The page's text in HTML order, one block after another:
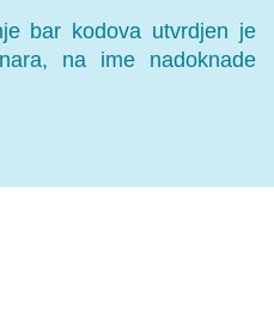
bar kodova utvrdjen je
na ime nadoknade